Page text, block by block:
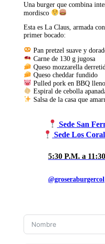
Una burger que combina
mordisco
Esta es La Claus, armada
primer bocado:
Pan pretzel suave y
Carne de 130 g jugosa
Queso mozzarella
Queso cheddar fundido
Pulled pork en BBQ
Espiral de cebolla
Salsa de la casa que
Sede San
Sede Los
5:30 P.M. a
@groseraburgercol